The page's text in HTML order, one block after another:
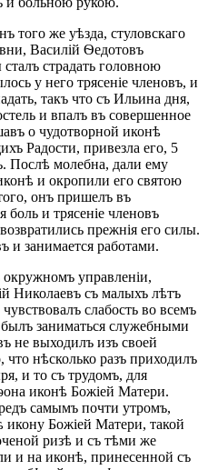
того же уѣзда, стуловскаго
Василій Ѳедотовъ
страдать головною
у него трясеніе членовъ, и
такъ что съ Ильина дня,
и впалъ въ совершенное
о чудотворной иконѣ
Радости, привезла его, 5
Послѣ молебна, дали ему
и окропили его святою
онъ пришелъ въ
боль и трясеніе членовъ
прежнія его силы.
и занимается работами.
управленіи,
Николаевъ съ малыхъ лѣтъ
слабость во всемъ
былъ заниматься служебными
не выходилъ изъ своей
нѣсколько разъ приходилъ
и то съ трудомъ, для
иконѣ Божіей Матери.
самымъ почти утромъ,
икону Божіей Матери, такой
ризѣ и съ тѣми же
и на иконѣ, принесенной съ